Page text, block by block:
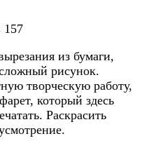
157
из бумаги,
рисунок.
творческую работу,
который здесь
Раскрасить